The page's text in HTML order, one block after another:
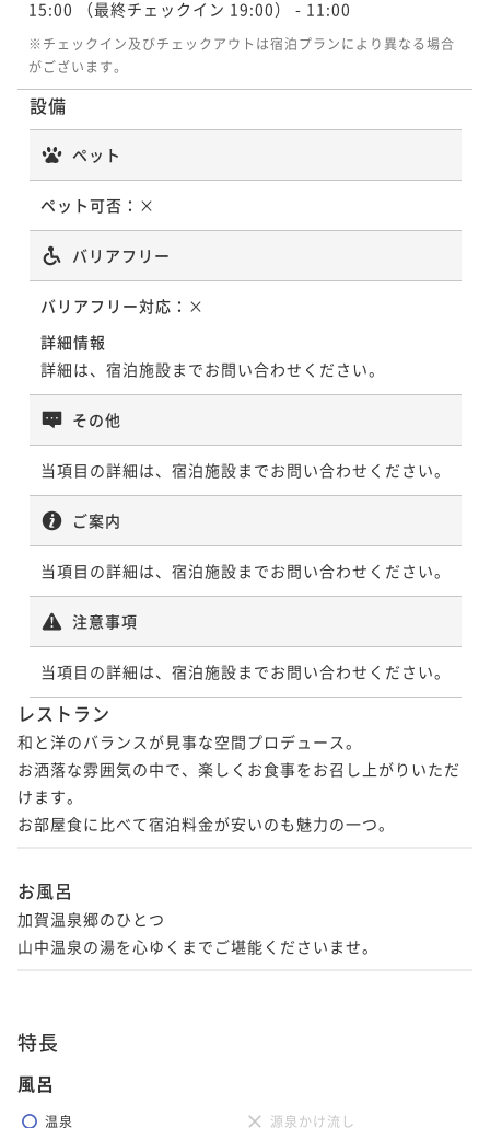
15:00 （最終チェックイン 19:00） - 11:00
※チェックイン及びチェックアウトは宿泊プランにより異なる場合
がございます。
設備
ペット
ペット可否： ×
バリアフリー
バリアフリー対応： ×
詳細情報
詳細は、宿泊施設までお問い合わせください。
その他
当項目の詳細は、宿泊施設までお問い合わせください。
ご案内
当項目の詳細は、宿泊施設までお問い合わせください。
注意事項
当項目の詳細は、宿泊施設までお問い合わせください。
レストラン
和と洋のバランスが見事な空間プロデュース。
お洒落な雰囲気の中で、楽しくお食事をお召し上がりいただ
けます。
お風呂
加賀温泉郷のひとつ
特長
風呂
温泉
源泉かけ流し